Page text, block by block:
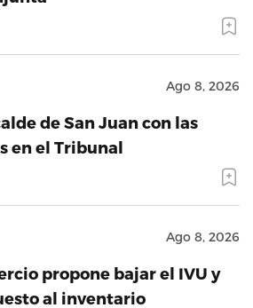
Ago 8, 2026
de San Juan con las
en el Tribunal
Ago 8, 2026
propone bajar el IVU y
al inventario